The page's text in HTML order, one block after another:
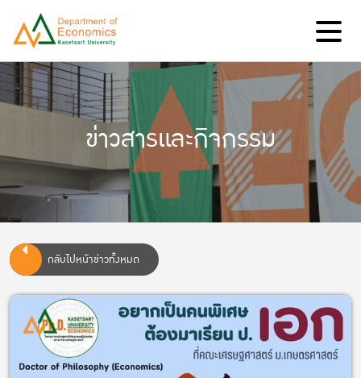
ข่าวสารและกิจกรรม
กลับไปหน้าข่าวทั้งหมด